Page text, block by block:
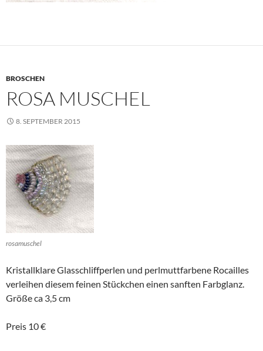
BROSCHEN
ROSA MUSCHEL
8. SEPTEMBER 2015
rosamuschel
Kristallklare Glasschliffperlen und perlmuttfarbene Rocailles
verleihen diesem feinen Stückchen einen sanften Farbglanz.
Größe ca 3,5 cm
Preis 10 €